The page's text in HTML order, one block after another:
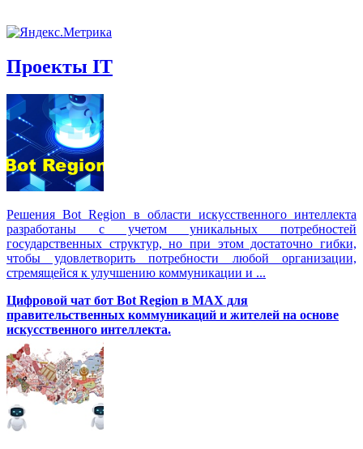
Проекты IT
Решения Вot Region в области искусственного интеллекта
разработаны с учетом уникальных потребностей
государственных структур, но при этом достаточно гибки,
чтобы удовлетворить потребности любой организации,
стремящейся к улучшению коммуникации и ...
Цифровой чат бот Вot Region в MAX для
правительственных коммуникаций и жителей на основе
искусственного интеллекта.